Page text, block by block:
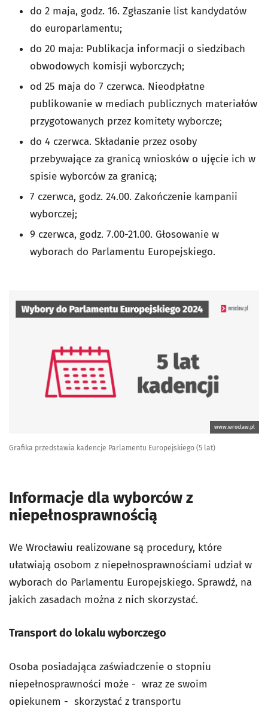
do 2 maja, godz. 16. Zgłaszanie list kandydatów
do europarlamentu;
do 20 maja: Publikacja informacji o siedzibach
obwodowych komisji wyborczych;
od 25 maja do 7 czerwca. Nieodpłatne
publikowanie w mediach publicznych materiałów
przygotowanych przez komitety wyborcze;
do 4 czerwca. Składanie przez osoby
przebywające za granicą wniosków o ujęcie ich w
spisie wyborców za granicą;
7 czerwca, godz. 24.00. Zakończenie kampanii
wyborczej;
9 czerwca, godz. 7.00-21.00. Głosowanie w
wyborach do Parlamentu Europejskiego.
www.wroclaw.pl
Grafika przedstawia kadencje Parlamentu Europejskiego (5 lat)
Informacje dla wyborców z
niepełnosprawnością
We Wrocławiu realizowane są procedury, które
ułatwiają osobom z niepełnosprawnościami udział w
wyborach do Parlamentu Europejskiego. Sprawdź, na
jakich zasadach można z nich skorzystać.
Transport do lokalu wyborczego
Osoba posiadająca zaświadczenie o stopniu
niepełnosprawności może - wraz ze swoim
opiekunem - skorzystać z transportu